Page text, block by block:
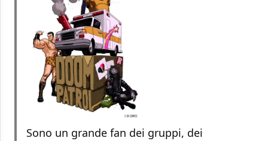
Sono un grande fan dei gruppi, dei